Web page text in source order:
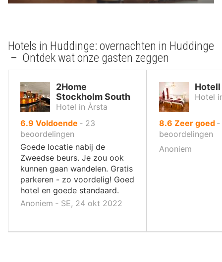
Hotels in Huddinge: overnachten in Huddinge
– Ontdek wat onze gasten zeggen
2Home
Stockholm South
Hotel in Årsta
6.9 uit
10
,
Voldoende ‐ 23
beoordelingen
Goede locatie nabij de
Zweedse beurs. Je zou ook
kunnen gaan wandelen. Gratis
parkeren - zo voordelig! Goed
hotel en goede standaard.
Anoniem ‐ SE, 24 okt 2022
Hotel
8.6 uit
10
Zeer goed ‐
beoordelingen
Anoniem